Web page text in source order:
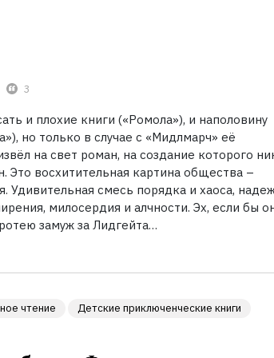
3
и плохие книги («Ромола»), и наполовину
но только в случае с «Мидлмарч» её
на свет роман, на создание которого
Это восхитительная картина общества –
Удивительная смесь порядка и хаоса,
милосердия и алчности. Эх, если бы
замуж за Лидгейта…
чтение
Детские приключенческие книги